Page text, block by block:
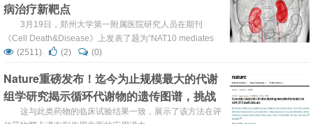
主席，柴人杰执行主席，会议邀请到了美国田纳西大学
（UTHSC）整合与转化基因组学中心陆璐教授、美国耶鲁
大学医学院...
病治疗新靶点
3月19日，郑州大学第一附属医院研究人员在期刊
《Cell Death&Disease》上发表了题为“NAT10 mediates
TLR2 to promote podocyte senescence in adriamycin-
明 NAT10 通过与 TLR2 相互作用促进足细胞衰老和损伤。
此外，它表明 NAT10 通...
(2511) (2) (0)
Nature重磅发布！迄今为止规模最大的代谢
组学研究揭示循环代谢物的遗传图谱，挑战
传统疾病关联认知
这与此类药物的临床试验结果一致，展示了该方法在评